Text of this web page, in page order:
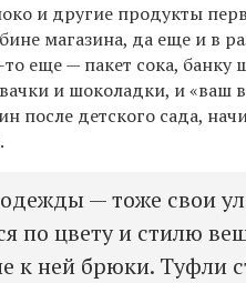
и другие продукты
магазина, да еще и в
то еще — пакет сока,
и шоколадки, и «ваш
после детского сада,
— тоже свои
по цвету и стилю
к ней брюки. Туфли